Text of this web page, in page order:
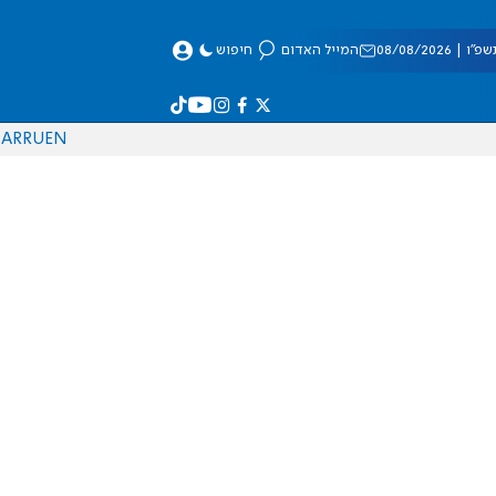
08/2026 המייל האדום חיפוש
EN
RU
AR